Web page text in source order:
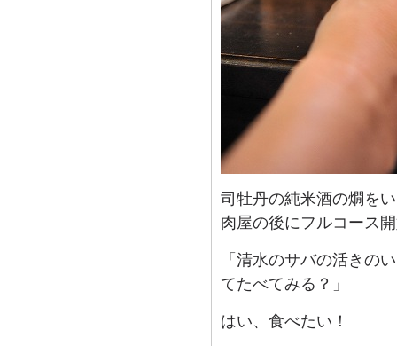
司牡丹の純米酒の燗を
肉屋の後にフルコース
「清水のサバの活きの
てたべてみる？」
はい、食べたい！